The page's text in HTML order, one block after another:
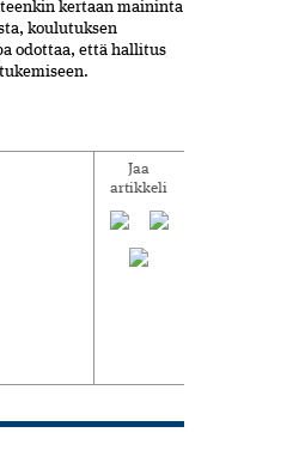
kertaan maininta
koulutuksen
odottaa, että hallitus
Jaa
artikkeli